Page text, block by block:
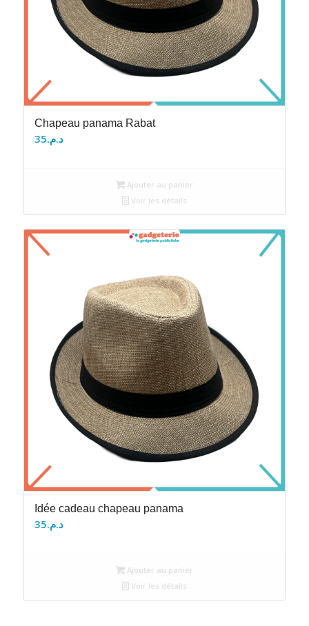
Chapeau panama Rabat
د.م.35
Ajouter au panier
Voir les détails
Idée cadeau chapeau panama
د.م.35
Ajouter au panier
Voir les détails